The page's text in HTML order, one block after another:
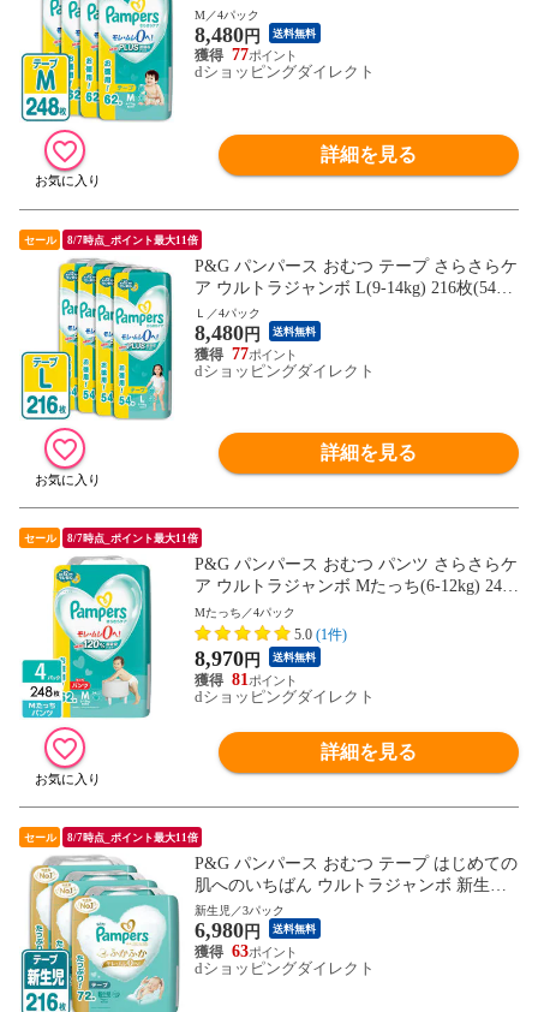
×4パック) 4987176207012
M／4パック
8,480円 送料無料
77
dショッピングダイレクト
詳細を見る
セール 8/7時点_ポイント最大11倍
P&G パンパース おむつ テープ さらさらケ
ア ウルトラジャンボ L(9-14kg) 216枚(54枚
×4パック) 4987176207029
Ｌ／4パック
8,480円 送料無料
77
dショッピングダイレクト
詳細を見る
セール 8/7時点_ポイント最大11倍
P&G パンパース おむつ パンツ さらさらケ
ア ウルトラジャンボ Mたっち(6-12kg) 248
枚(62枚×4パック) 4987176207159
Mたっち／4パック
5.0 (1件)
8,970円 送料無料
81
dショッピングダイレクト
詳細を見る
セール 8/7時点_ポイント最大11倍
P&G パンパース おむつ テープ はじめての
肌へのいちばん ウルトラジャンボ 新生児
(5kgまで) 216枚(72枚×3パック) 4987176206
978
新生児／3パック
6,980円 送料無料
63
dショッピングダイレクト